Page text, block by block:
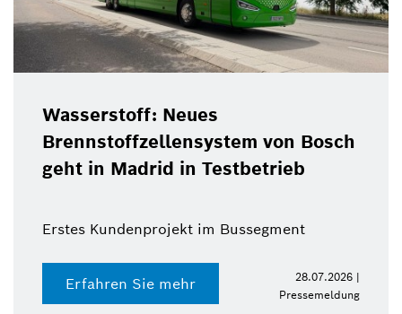
Wasserstoff: Neues
Brennstoffzellensystem von Bosch
geht in Madrid in Testbetrieb
Erstes Kundenprojekt im Bussegment
Erfahren Sie mehr
28.07.2026 |
Pressemeldung